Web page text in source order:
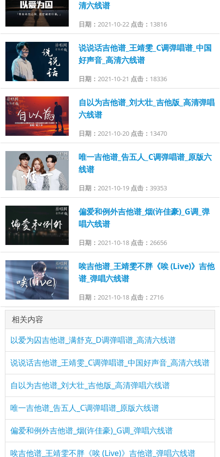
清六线谱
日期： 2021-10-22 点击： 13816
说说话吉他谱_王靖雯_C调弹唱谱_中国
好声音_高清六线谱
日期： 2021-10-21 点击： 18336
自以为吉他谱_刘大壮_吉他版_高清弹唱
六线谱
日期： 2021-10-20 点击： 13470
唯一吉他谱_告五人_C调弹唱谱_原版六
线谱
日期： 2021-10-19 点击： 39353
偏爱和例外吉他谱_烟(许佳豪)_G调_弹
唱六线谱
日期： 2021-10-18 点击： 26656
唉吉他谱_王靖雯不胖《唉 (Live)》吉他
谱_弹唱六线谱
日期： 2021-10-18 点击： 2716
相关内容
以爱为囚吉他谱_满舒克_D调弹唱谱_高清六线谱
说说话吉他谱_王靖雯_C调弹唱谱_中国好声音_高清六线谱
自以为吉他谱_刘大壮_吉他版_高清弹唱六线谱
唯一吉他谱_告五人_C调弹唱谱_原版六线谱
偏爱和例外吉他谱_烟(许佳豪)_G调_弹唱六线谱
唉吉他谱_王靖雯不胖《唉 (Live)》吉他谱_弹唱六线谱